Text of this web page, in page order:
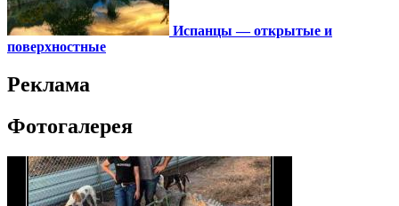
Испанцы — открытые и
поверхностные
Реклама
Фотогалерея